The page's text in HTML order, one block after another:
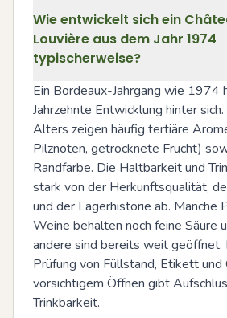
Wie entwickelt sich ein
Louvière aus dem Jahr 1974
typischerweise?
Ein Bordeaux-Jahrgang wie 1974
Jahrzehnte Entwicklung hinter
Alters zeigen häufig tertiäre
Pilznoten, getrocknete Frucht)
Randfarbe. Die Haltbarkeit und
stark von der Herkunftsqualität,
und der Lagerhistorie ab. Manche
Weine behalten noch feine Säure
andere sind bereits weit geöffnet.
Prüfung von Füllstand, Etikett und
vorsichtigem Öffnen gibt
Trinkbarkeit.